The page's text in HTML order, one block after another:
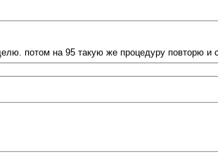
потом на 95 такую же процедуру повторю и